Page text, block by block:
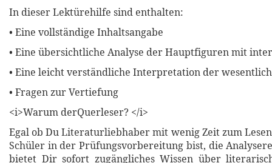
In dieser Lektürehilfe sind enthalten:
• Eine vollständige Inhaltsangabe
• Eine übersichtliche Analyse der Hauptfiguren mit
• Eine leicht verständliche Interpretation der
• Fragen zur Vertiefung
<i>Warum derQuerleser? </i>
Egal ob Du Literaturliebhaber mit wenig Zeit zum
Schüler in der Prüfungsvorbereitung bist, die
bietet Dir sofort zugängliches Wissen über